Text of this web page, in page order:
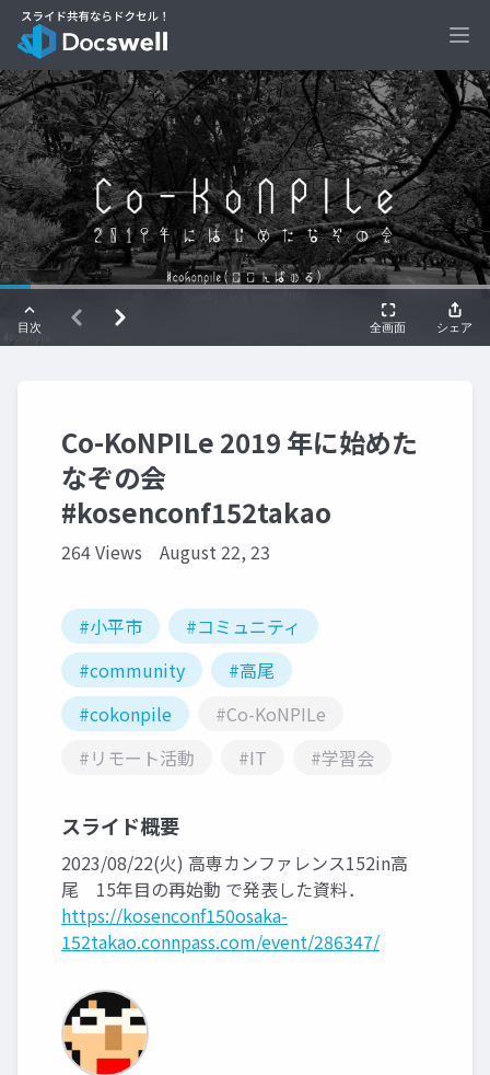
Co-KoNPILe 2019 年に始めた
なぞの会
#kosenconf152takao
264 Views August 22, 23
#小平市
#コミュニティ
#community
#高尾
#cokonpile
#Co-KoNPILe
#リモート活動
#IT #学習会
スライド概要
2023/08/22(火) 高専カンファレンス152in高
尾 15年目の再始動 で発表した資料．
https://kosenconf150osaka-
152takao.connpass.com/event/286347/